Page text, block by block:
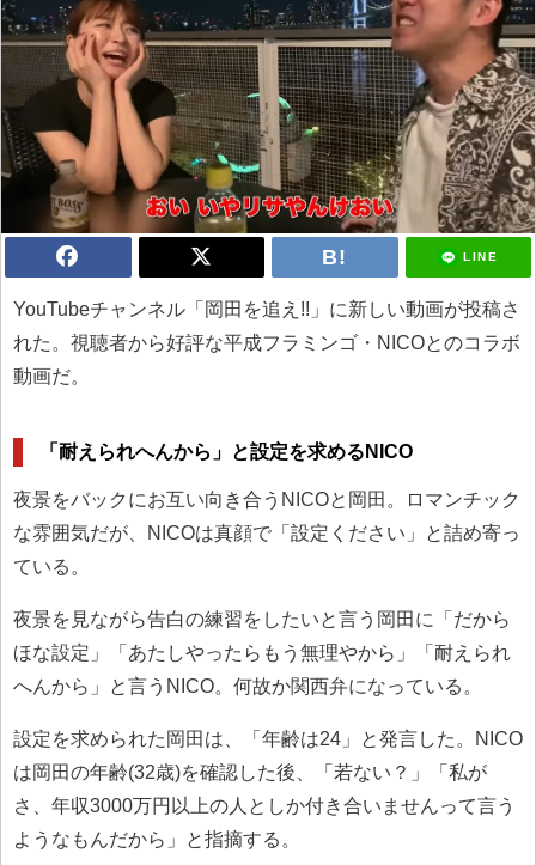
LINE
YouTubeチャンネル「岡田を追え!!」に新しい動画が投稿さ
れた。視聴者から好評な平成フラミンゴ・NICOとのコラボ
動画だ。
「耐えられへんから」と設定を求めるNICO
夜景をバックにお互い向き合うNICOと岡田。ロマンチック
な雰囲気だが、NICOは真顔で「設定ください」と詰め寄っ
ている。
夜景を見ながら告白の練習をしたいと言う岡田に「だから
ほな設定」「あたしやったらもう無理やから」「耐えられ
へんから」と言うNICO。何故か関西弁になっている。
設定を求められた岡田は、「年齢は24」と発言した。NICO
は岡田の年齢(32歳)を確認した後、「若ない？」「私が
さ、年収3000万円以上の人としか付き合いませんって言う
ようなもんだから」と指摘する。